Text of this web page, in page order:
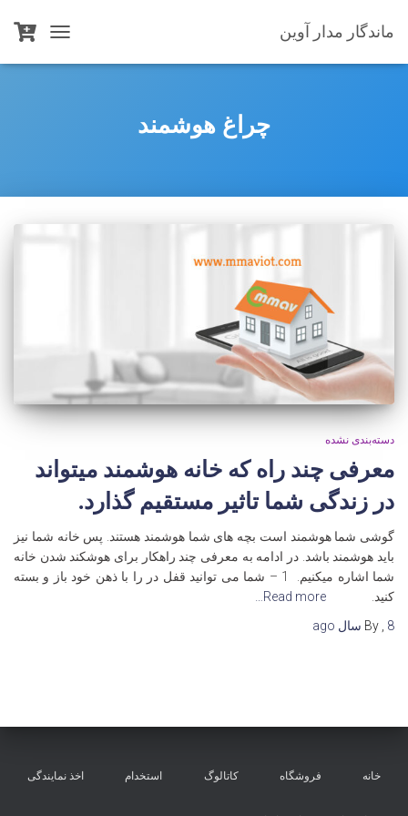
ماندگار مدار آوین
TOGGLE
NAVIGATION
چراغ هوشمند
دسته‌بندی نشده
معرفی چند راه که خانه هوشمند میتواند
در زندگی شما تاثیر مستقیم گذارد.
گوشی شما هوشمند است بچه های شما هوشمند هستند. پس خانه شما نیز
باید هوشمند باشد. در ادامه به معرفی چند راهکار برای هوشکند شدن خانه
شما اشاره میکنیم. 1 – شما می توانید قفل در را با ذهن خود باز و بسته
کنید.
Read more…
By
8 سال
خانه فروشگاه کاتالوگ استخدام اخذ نمایندگی